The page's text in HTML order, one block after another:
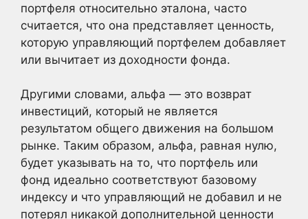
портфеля относительно эталона, часто
считается, что она представляет ценность,
которую управляющий портфелем добавляет
или вычитает из доходности фонда.
Другими словами, альфа — это возврат
инвестиций, который не является
результатом общего движения на большом
рынке. Таким образом, альфа, равная нулю,
будет указывать на то, что портфель или
фонд идеально соответствуют базовому
индексу и что управляющий не добавил и не
потерял никакой дополнительной ценности